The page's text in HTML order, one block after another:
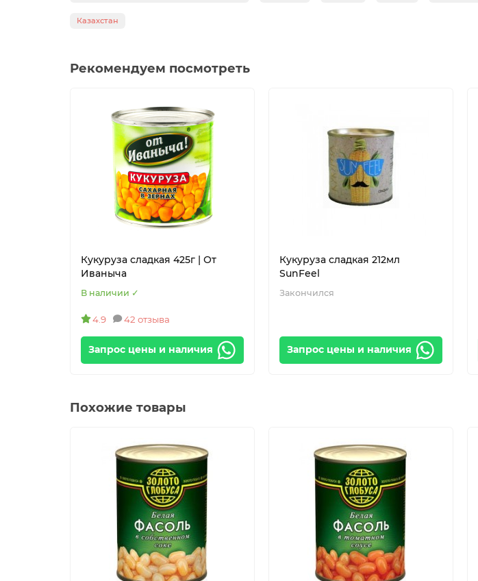
Казахстан
Рекомендуем посмотреть
Кукуруза сладкая 425г | От
Иваныча
В наличии ✓
4.9 42 отзыва
Запрос цены и наличия
Кукуруза сладкая 212мл
SunFeel
Закончился
Запрос цены и наличия
Похожие товары